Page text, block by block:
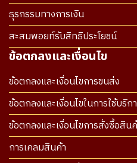
ธุรกรรมทางการเงิน
สะสมพอยท์รับสิทธิประโยชน์
ข้อตกลงและเงื่อนไข
ข้อตกลงและเงื่อนไขการขนส่ง
ข้อตกลงและเงื่อนไขในการใช้บริ
ข้อตกลงและเงื่อนไขการสั่งซื้อสิน
การเคลมสินค้า